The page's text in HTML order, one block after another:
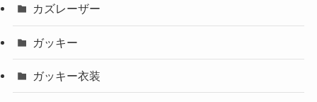
カズレーザー
ガッキー
ガッキー衣装